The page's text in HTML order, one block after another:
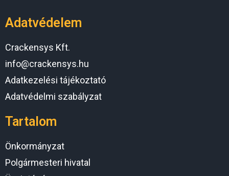
Adatvédelem
Crackensys Kft.
info@crackensys.hu
Adatkezelési tájékoztató
Adatvédelmi szabályzat
Tartalom
Önkormányzat
Polgármesteri hivatal